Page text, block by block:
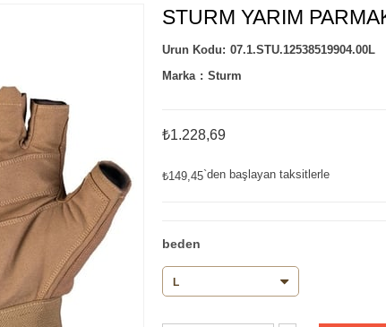
STURM YARIM
07.1.STU.12538519904.00L
Marka : Sturm
₺1.228,69
₺149,45`den başlayan taksitlerle
beden